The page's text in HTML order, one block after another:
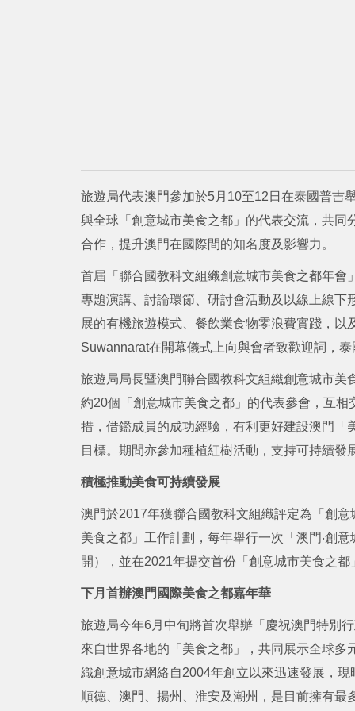
旅遊局代表澳門參加於5月10至12日在泰國普吉
與全球「創意城市美食之都」的代表交流，共
合作，提升澳門在國際間的知名度及影響力。
首屆「聯合國教科文組織創意城市美食之都年
專題演講、討論環節、研討會活動及以線上線
展的有機旅遊模式、餐飲業食物零浪費實踐，
Suwannarat在開幕儀式上向與會者致歡迎詞，
旅遊局局長暨澳門聯合國教科文組織創意城市
約20個「創意城市美食之都」的代表參會，互
措，借鑑成員的成功經驗，有利更好建設澳門
目標。期間亦參加種植紅樹活動，支持可持續發
積極推動美食可持續發展
澳門於2017年獲聯合國教科文組織評定為「創
美食之都」工作計劃，每年舉行一次「澳門‧創
開），並在2021年提交首份「創意城市美食之
下月首辦澳門國際美食之都嘉年華
旅遊局今年6月中旬將首次舉辦「慶祝澳門特別
來自世界各地的「美食之都」，共同展示全球
織創意城市網絡自2004年創立以來迅速發展，
順德、澳門、揚州、淮安及潮州，是目前擁有最